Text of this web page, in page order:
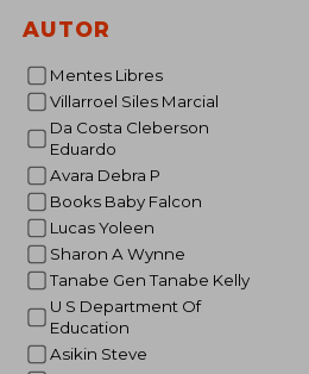
AUTOR
Mentes Libres
Villarroel Siles Marcial
Da Costa Cleberson
Eduardo
Avara Debra P
Books Baby Falcon
Lucas Yoleen
Sharon A Wynne
Tanabe Gen Tanabe Kelly
U S Department Of
Education
Asikin Steve